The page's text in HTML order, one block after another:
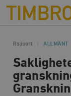
Timbro
Rapport ALLMÄNT